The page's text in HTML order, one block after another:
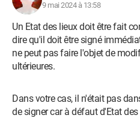
9 mai 2024 à 13:58
Un Etat des lieux doit être fait
dire qu'il doit être signé
ne peut pas faire l'objet de
ultérieures.
Dans votre cas, il n'était pas
de signer car à défaut d'Etat